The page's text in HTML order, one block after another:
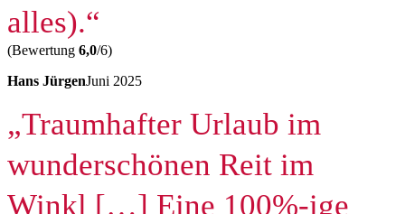
alles).“
(Bewertung 6,0/6)
Hans JürgenJuni 2025
„Traumhafter Urlaub im
wunderschönen Reit im
Winkl […] Eine 100%-ige